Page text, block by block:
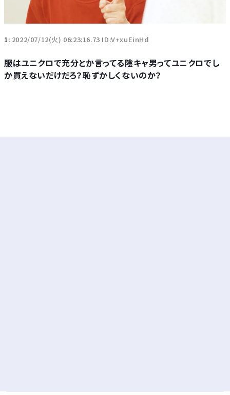
1: 2022/07/12(火) 06:23:16.73 ID:V+xuEinHd
服はユニクロで充分とか言ってる陰キャ男ってユニクロでし
か買えないだけだろ？恥ずかしくないのか？